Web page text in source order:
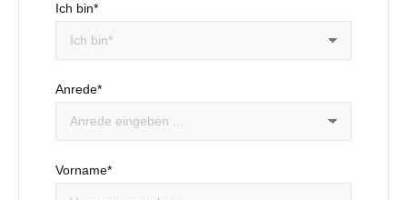
Ich bin*
Anrede*
Vorname*